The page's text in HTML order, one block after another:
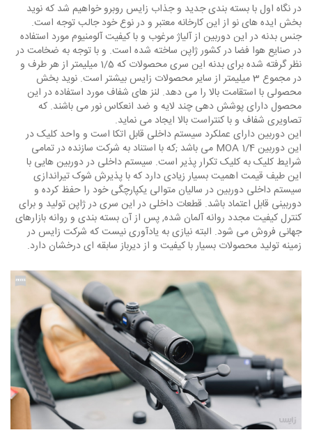
در نگاه اول با بسته بندی جدید و جذاب زایس روبرو خواهیم شد که نوید
بخش ایده های نو از این کارخانه معتبر و در نوع خود جالب توجه است.
جنس بدنه در این دوربین از آلیاژ مرغوب و با کیفیت آلومنیوم مورد استفاده
در صنایع هوا فضا در کشور ژاپن ساخته شده است. و با توجه به ضخامت در
نظر گرفته شده برای بدنه این سری محصولات که 1/5 میلیمتر از هر طرف و
در مجموع 3 میلیمتر از سایر محصولات زایس بیشتر است. نوید بخش
محصولی با استقامت بالا را می دهد. لنز های شفاف مورد استفاده در این
محصول دارای پوشش دهی چند لایه و ضد انعکاس نور می باشند. که
تصاویری شفاف و با کنتراست بالا ایجاد می نماید.
این دوربین دارای عملکرد سیستم داخلی قابل اتکا است و واحد کلیک در
این دوربین 1/4 MOA می باشد ;که با استناد به شرکت سازنده در تمامی
شرایط کلیک به کلیک تکرار پذیر است. سیستم داخلی در دوربین هایی با
این طیف قیمت اهمیت بسیار زیادی دارد که با پذیرش شوک تیراندازی
سیستم داخلی دوربین در سالیان متوالی یکپارچگی خود را حفظ کرده و
دوربینی قابل اعتماد باشد. قطعات داخلی در این سری در ژاپن تولید و برای
کنترل کیفیت مجدد روانه آلمان شده, پس از آن بسته بندی و روانه بازارهای
جهانی فروش می شود. البته نیازی به یادآوری نیست که شرکت زایس در
زمینه تولید محصولات بسیار با کیفیت و از دیرباز سابقه ای درخشان دارد.